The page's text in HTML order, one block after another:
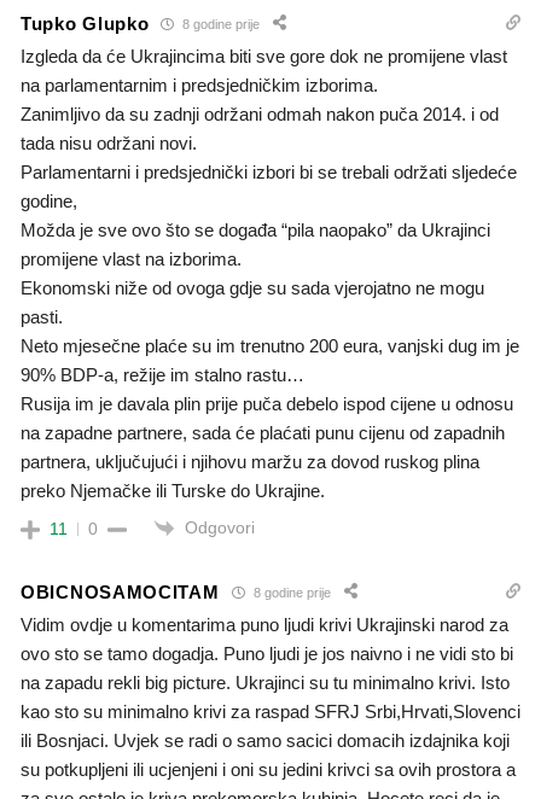
Tupko Glupko 8 godine prije
Izgleda da će Ukrajincima biti sve gore dok ne promijene vlast
na parlamentarnim i predsjedničkim izborima.
Zanimljivo da su zadnji održani odmah nakon puča 2014. i od
tada nisu održani novi.
Parlamentarni i predsjednički izbori bi se trebali održati sljedeće
godine,
Možda je sve ovo što se događa “pila naopako” da Ukrajinci
promijene vlast na izborima.
Ekonomski niže od ovoga gdje su sada vjerojatno ne mogu
pasti.
Neto mjesečne plaće su im trenutno 200 eura, vanjski dug im je
90% BDP-a, režije im stalno rastu…
Rusija im je davala plin prije puča debelo ispod cijene u odnosu
na zapadne partnere, sada će plaćati punu cijenu od zapadnih
partnera, uključujući i njihovu maržu za dovod ruskog plina
preko Njemačke ili Turske do Ukrajine.
11 0 Odgovori
OBICNOSAMOCITAM 8 godine prije
Vidim ovdje u komentarima puno ljudi krivi Ukrajinski narod za
ovo sto se tamo dogadja. Puno ljudi je jos naivno i ne vidi sto bi
na zapadu rekli big picture. Ukrajinci su tu minimalno krivi. Isto
kao sto su minimalno krivi za raspad SFRJ Srbi,Hrvati,Slovenci
ili Bosnjaci. Uvjek se radi o samo sacici domacih izdajnika koji
su potkupljeni ili ucjenjeni i oni su jedini krivci sa ovih prostora a